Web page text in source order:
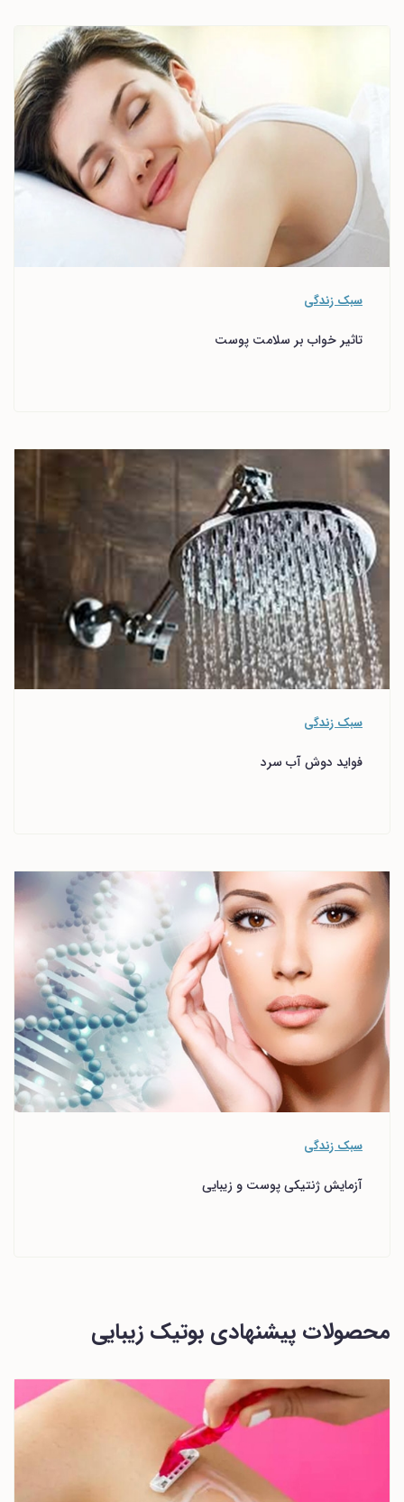
سبک زندگی
تاثیر خواب بر سلامت پوست
سبک زندگی
فواید دوش آب سرد
سبک زندگی
آزمایش ژنتیکی پوست و زیبایی
محصولات پیشنهادی بوتیک زیبایی